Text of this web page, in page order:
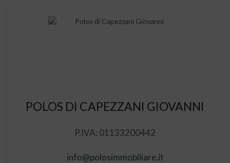
POLOS DI CAPEZZANI GIOVANNI
P.IVA: 01133200442
info@polosimmobiliare.it